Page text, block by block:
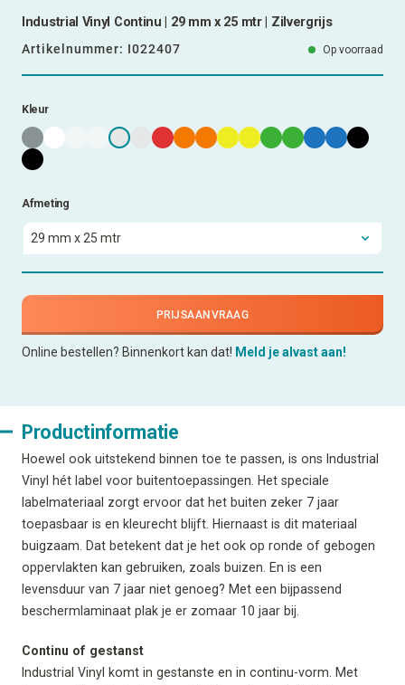
Industrial Vinyl Continu | 29 mm x 25 mtr | Zilvergrijs
Artikelnummer: I022407 Op voorraad
Kleur
Afmeting
PRIJSAANVRAAG
Online bestellen? Binnenkort kan dat! Meld je alvast aan!
Productinformatie
Hoewel ook uitstekend binnen toe te passen, is ons Industrial
Vinyl hét label voor buitentoepassingen. Het speciale
labelmateriaal zorgt ervoor dat het buiten zeker 7 jaar
toepasbaar is en kleurecht blijft. Hiernaast is dit materiaal
buigzaam. Dat betekent dat je het ook op ronde of gebogen
oppervlakten kan gebruiken, zoals buizen. En is een
levensduur van 7 jaar niet genoeg? Met een bijpassend
beschermlaminaat plak je er zomaar 10 jaar bij.
Continu of gestanst
Industrial Vinyl komt in gestanste en in continu-vorm. Met